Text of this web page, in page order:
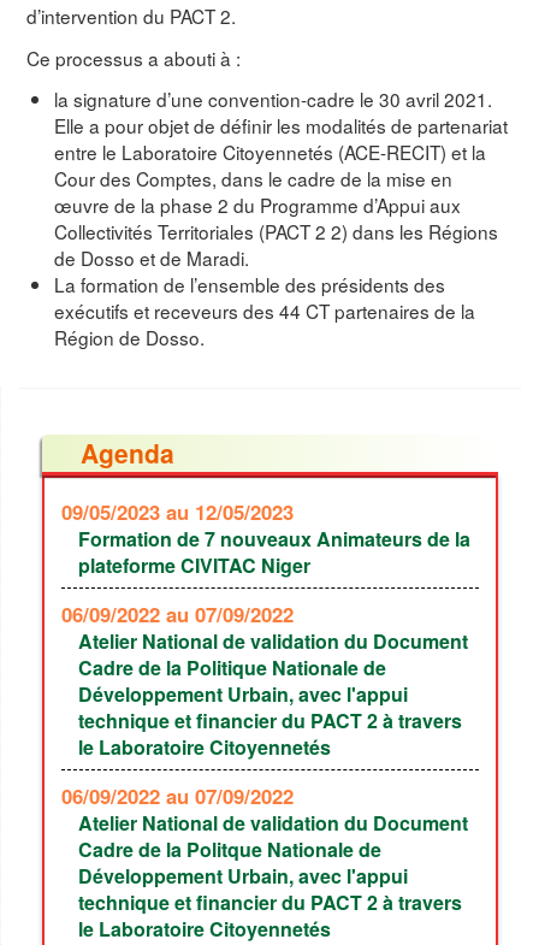
d’intervention du PACT 2.
Ce processus a abouti à :
la signature d’une convention-cadre le 30 avril 2021.
Elle a pour objet de définir les modalités de partenariat
entre le Laboratoire Citoyennetés (ACE-RECIT) et la
Cour des Comptes, dans le cadre de la mise en
œuvre de la phase 2 du Programme d’Appui aux
Collectivités Territoriales (PACT 2 2) dans les Régions
de Dosso et de Maradi.
La formation de l’ensemble des présidents des
exécutifs et receveurs des 44 CT partenaires de la
Région de Dosso.
Agenda
09/05/2023 au 12/05/2023
Formation de 7 nouveaux Animateurs de la
plateforme CIVITAC Niger
06/09/2022 au 07/09/2022
Atelier National de validation du Document
Cadre de la Politique Nationale de
Développement Urbain, avec l'appui
technique et financier du PACT 2 à travers
le Laboratoire Citoyennetés
06/09/2022 au 07/09/2022
Atelier National de validation du Document
Cadre de la Politque Nationale de
Développement Urbain, avec l'appui
technique et financier du PACT 2 à travers
le Laboratoire Citoyennetés